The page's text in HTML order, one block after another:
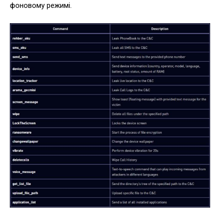
фоновому режимі.